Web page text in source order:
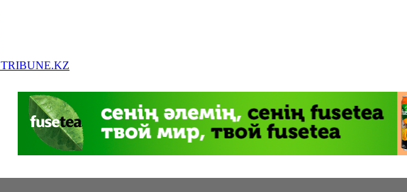
TRIBUNE.KZ